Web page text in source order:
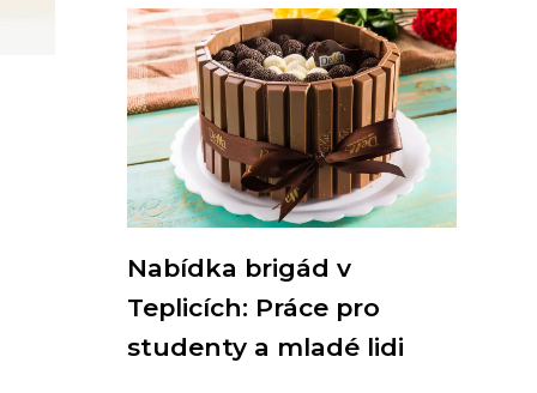
Nabídka brigád v
Teplicích: Práce pro
studenty a mladé lidi